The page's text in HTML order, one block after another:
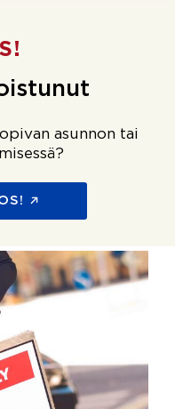
asunnon tai